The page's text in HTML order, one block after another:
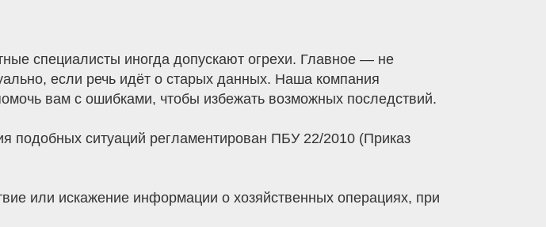
специалисты иногда допускают огрехи. Главное — не
если речь идёт о старых данных. Наша компания
вам с ошибками, чтобы избежать возможных последствий.
подобных ситуаций регламентирован ПБУ 22/2010 (Приказ
или искажение информации о хозяйственных операциях, при